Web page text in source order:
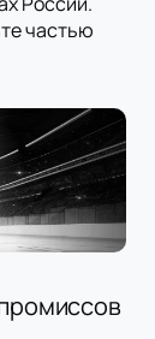
частью